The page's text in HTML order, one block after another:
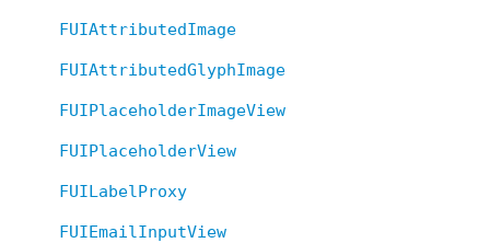
FUIAttributedImage
FUIAttributedGlyphImage
FUIPlaceholderImageView
FUIPlaceholderView
FUILabelProxy
FUIEmailInputView